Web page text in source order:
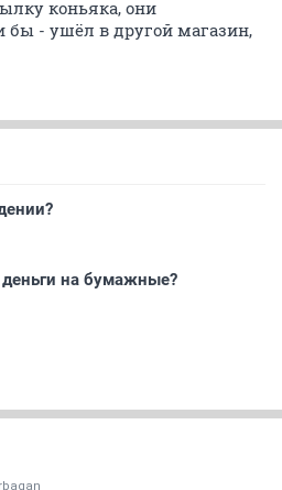
коньяка, они
бы - ушёл в другой магазин,
на бумажные?